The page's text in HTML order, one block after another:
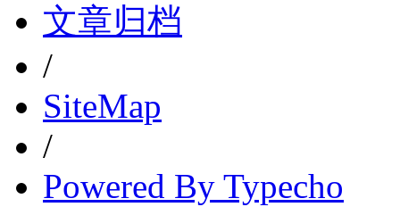
文章归档
/
SiteMap
/
Powered By Typecho